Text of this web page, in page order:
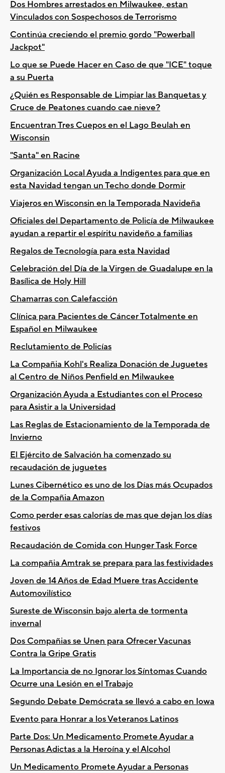
Dos Hombres arrestados en Milwaukee, estan
Vinculados con Sospechosos de Terrorismo
Continúa creciendo el premio gordo "Powerball
Jackpot"
Lo que se Puede Hacer en Caso de que "ICE" toque
a su Puerta
¿Quién es Responsable de Limpiar las Banquetas y
Cruce de Peatones cuando cae nieve?
Encuentran Tres Cuepos en el Lago Beulah en
Wisconsin
"Santa" en Racine
Organización Local Ayuda a Indigentes para que en
esta Navidad tengan un Techo donde Dormir
Viajeros en Wisconsin en la Temporada Navideña
Oficiales del Departamento de Policía de Milwaukee
ayudan a repartir el espíritu navideño a familias
Regalos de Tecnología para esta Navidad
Celebración del Día de la Virgen de Guadalupe en la
Basílica de Holy Hill
Chamarras con Calefacción
Clínica para Pacientes de Cáncer Totalmente en
Español en Milwaukee
Reclutamiento de Policías
La Compañia Kohl's Realiza Donación de Juguetes
al Centro de Niños Penfield en Milwaukee
Organización Ayuda a Estudiantes con el Proceso
para Asistir a la Universidad
Las Reglas de Estacionamiento de la Temporada de
Invierno
El Ejército de Salvación ha comenzado su
recaudación de juguetes
Lunes Cibernético es uno de los Días más Ocupados
de la Compañia Amazon
Como perder esas calorías de mas que dejan los días
festivos
Recaudación de Comida con Hunger Task Force
La compañia Amtrak se prepara para las festividades
Joven de 14 Años de Edad Muere tras Accidente
Automovilístico
Sureste de Wisconsin bajo alerta de tormenta
invernal
Dos Compañias se Unen para Ofrecer Vacunas
Contra la Gripe Gratis
La Importancia de no Ignorar los Síntomas Cuando
Ocurre una Lesión en el Trabajo
Segundo Debate Demócrata se llevó a cabo en Iowa
Evento para Honrar a los Veteranos Latinos
Parte Dos: Un Medicamento Promete Ayudar a
Personas Adictas a la Heroína y el Alcohol
Un Medicamento Promete Ayudar a Personas